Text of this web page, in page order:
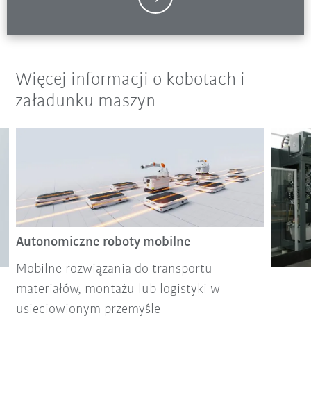
Więcej informacji o kobotach i
załadunku maszyn
Autonomiczne roboty mobilne
Mobilne rozwiązania do transportu
materiałów, montażu lub logistyki w
usieciowionym przemyśle